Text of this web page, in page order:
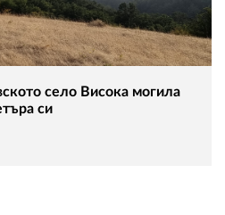
село Висока могила
си